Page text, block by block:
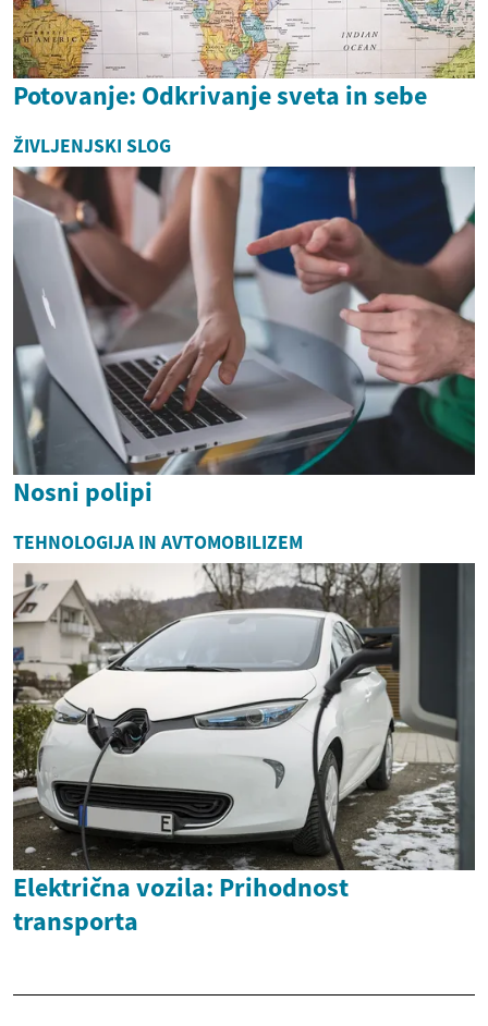
Potovanje: Odkrivanje sveta in sebe
ŽIVLJENJSKI SLOG
Nosni polipi
TEHNOLOGIJA IN AVTOMOBILIZEM
Električna vozila: Prihodnost
transporta